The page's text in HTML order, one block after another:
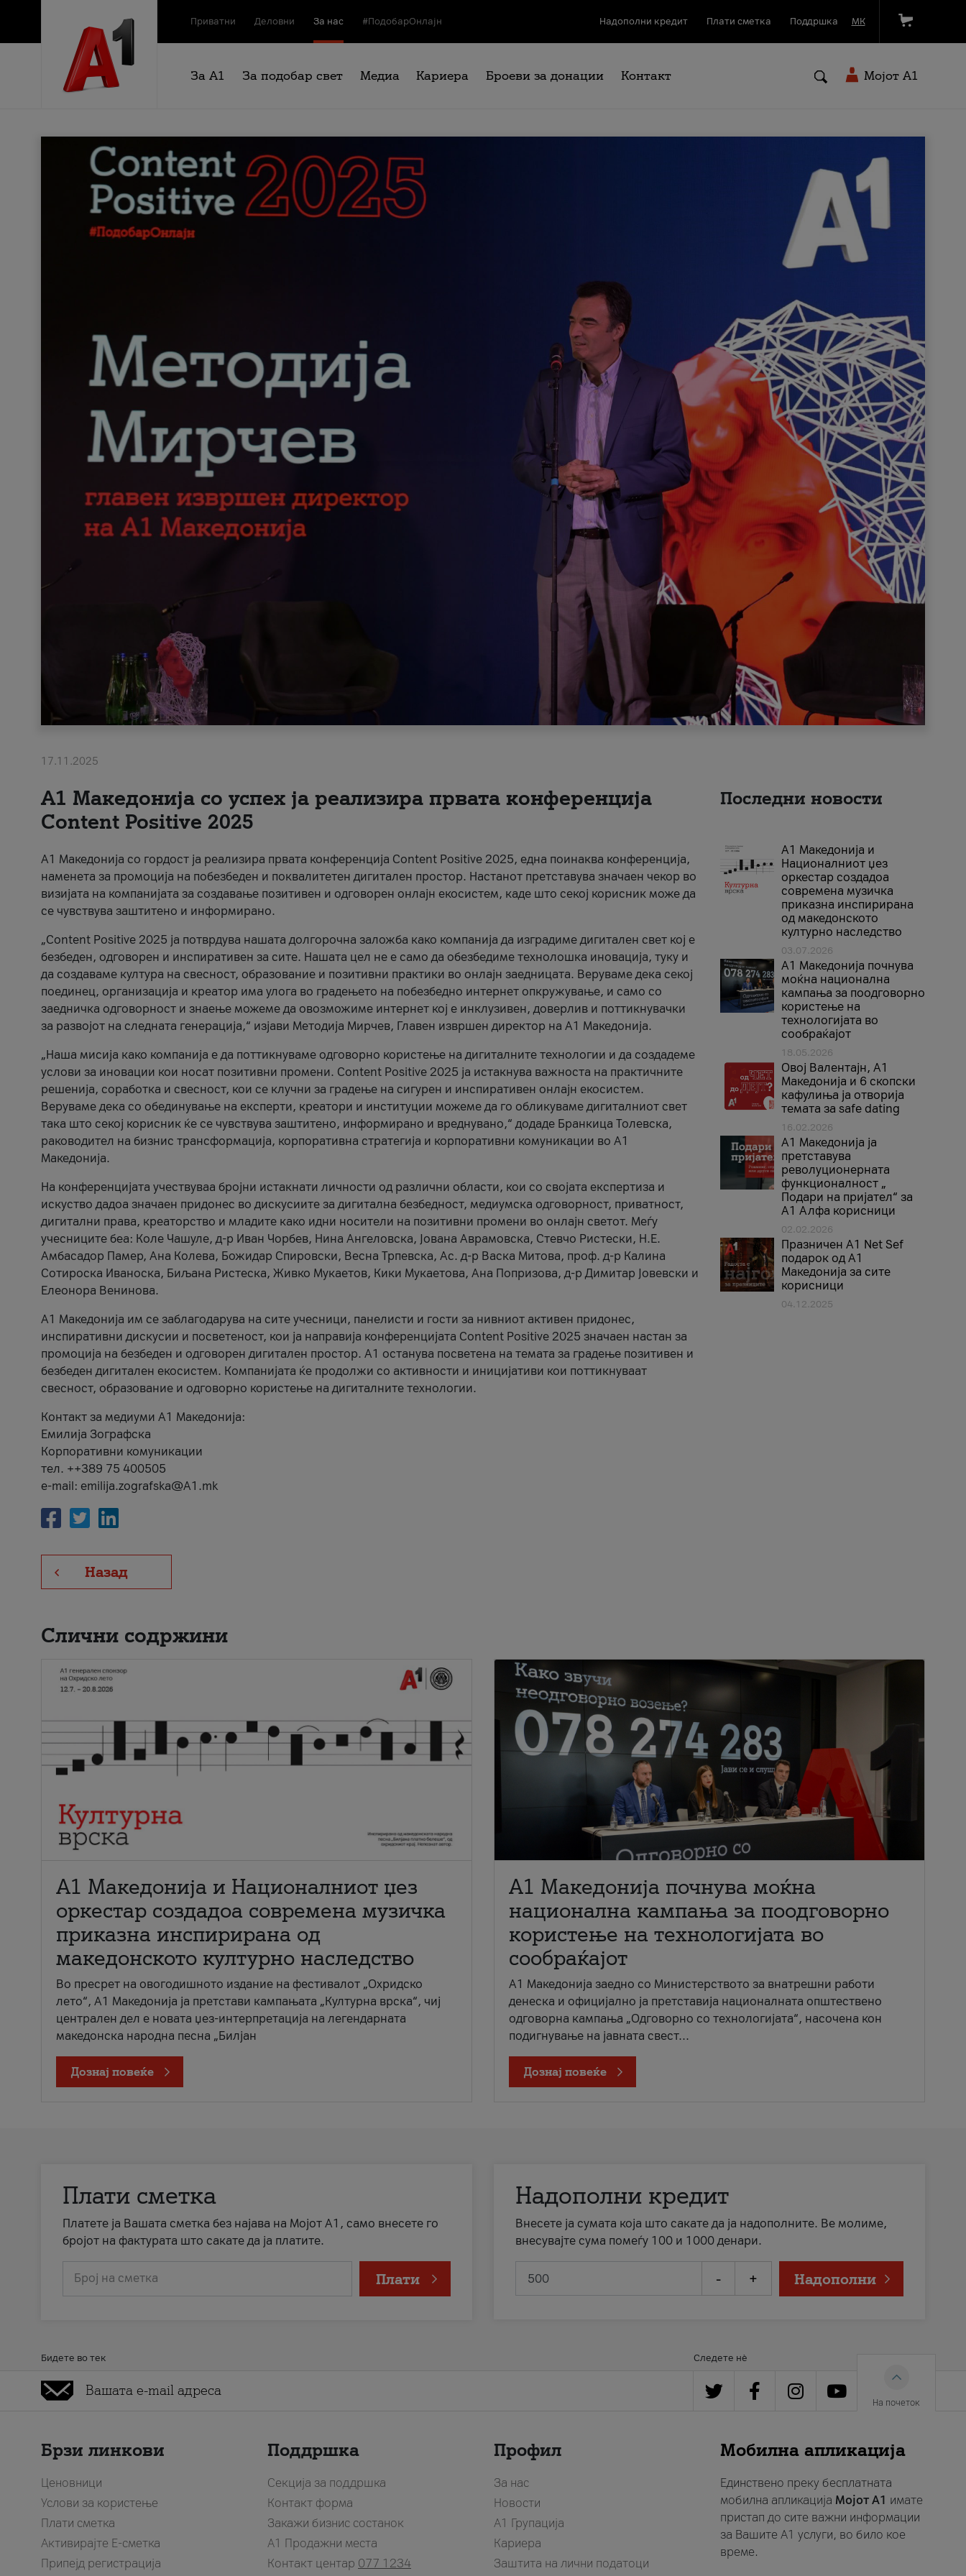
Приватни Деловни За нас #ПодобарОнлајн Надополни кредит Плати сметка Поддршка МК
За А1 За подобар свет Медиа Кариера Броеви за донации Контакт Мојот A1
17.11.2025
А1 Македонија со успех ја реализира првата конференција
Content Positive 2025
А1 Македонија со гордост ја реализира првата конференција Content Positive 2025, една поинаква конференција,
наменета за промоција на побезбеден и поквалитетен дигитален простор. Настанот претставува значаен чекор во
визијата на компанијата за создавање позитивен и одговорен онлајн екосистем, каде што секој корисник може да
се чувствува заштитено и информирано.
„Content Positive 2025 ја потврдува нашата долгорочна заложба како компанија да изградиме дигитален свет кој е
безбеден, одговорен и инспиративен за сите. Нашата цел не е само да обезбедиме технолошка иновација, туку и
да создаваме култура на свесност, образование и позитивни практики во онлајн заедницата. Веруваме дека секој
поединец, организација и креатор има улога во градењето на побезбедно интернет опкружување, и само со
заедничка одговорност и знаење можеме да овозможиме интернет кој е инклузивен, доверлив и поттикнувачки
за развојот на следната генерација,“ изјави Методија Мирчев, Главен извршен директор на А1 Македонија.
„Наша мисија како компанија е да поттикнуваме одговорно користење на дигиталните технологии и да создадеме
услови за иновации кои носат позитивни промени. Content Positive 2025 ја истакнува важноста на практичните
решенија, соработка и свесност, кои се клучни за градење на сигурен и инспиративен онлајн екосистем.
Веруваме дека со обединување на експерти, креатори и институции можеме да го обликуваме дигиталниот свет
така што секој корисник ќе се чувствува заштитено, информирано и вреднувано,“ додаде Бранкица Толевска,
раководител на бизнис трансформација, корпоративна стратегија и корпоративни комуникации во А1
Македонија.
На конференцијата учествуваа бројни истакнати личности од различни области, кои со својата експертиза и
искуство дадоа значаен придонес во дискусиите за дигитална безбедност, медиумска одговорност, приватност,
дигитални права, креаторство и младите како идни носители на позитивни промени во онлајн светот. Меѓу
учесниците беа: Коле Чашуле, д-р Иван Чорбев, Нина Ангеловска, Јована Аврамовска, Стевчо Ристески, Н.Е.
Амбасадор Памер, Ана Колева, Божидар Спировски, Весна Трпевска, Ас. д-р Васка Митова, проф. д-р Калина
Сотироска Иваноска, Биљана Ристеска, Живко Мукаетов, Кики Мукаетова, Ана Попризова, д-р Димитар Јовевски и
Елеонора Венинова.
А1 Македонија им се заблагодарува на сите учесници, панелисти и гости за нивниот активен придонес,
инспиративни дискусии и посветеност, кои ја направија конференцијата Content Positive 2025 значаен настан за
промоција на безбеден и одговорен дигитален простор. А1 останува посветена на темата за градење позитивен и
безбеден дигитален екосистем. Компанијата ќе продолжи со активности и иницијативи кои поттикнуваат
свесност, образование и одговорно користење на дигиталните технологии.
Контакт за медиуми А1 Македонија:
Емилија Зографска
Корпоративни комуникации
тел. ++389 75 400505
e-mail: emilija.zografska@A1.mk
Назад
Последни новости
А1 Македонија и
Националниот џез
оркестар создадоа
современа музичка
приказна инспирирана
од македонското
културно наследство
03.07.2026
A1 Македонија почнува
моќна национална
кампања за поодговорно
користење на
технологијата во
сообраќајот
18.05.2026
Овој Валентајн, A1
Македонија и 6 скопски
кафулиња ја отворија
темата за safe dating
16.02.2026
А1 Македонија ја
претставува
револуционерната
функционалност „
Подари на пријател“ за
А1 Алфа корисници
02.02.2026
Празничен A1 Net Sеf
подарок од А1
Македонија за сите
корисници
04.12.2025
Слични содржини
А1 Македонија и Националниот џез
оркестар создадоа современа музичка
приказна инспирирана од
македонското културно наследство
Во пресрет на овогодишното издание на фестивалот „Охридско
лето“, А1 Македонија ја претстави кампањата „Културна врска“, чиј
централен дел е новата џез-интерпретација на легендарната
македонска народна песна „Билјан
Дознај повеќе
A1 Македонија почнува моќна
национална кампања за поодговорно
користење на технологијата во
сообраќајот
A1 Македонија заедно со Министерството за внатрешни работи
денеска и официјално ја претставија националната општествено
одговорна кампања „Одговорно со технологијата“, насочена кон
подигнување на јавната свест...
Дознај повеќе
Плати сметка
Платете ја Вашата сметка без најава на Мојот А1, само внесете го
бројот на фактурата што сакате да ја платите.
Број на сметка Плати
Надополни кредит
Внесете ја сумата која што сакате да ја надополните. Ве молиме,
внесувајте сума помеѓу 100 и 1000 денари.
- + Надополни
Бидете во тек Следете нè
На почеток
Брзи линкови
Ценовници
Услови за користење
Плати сметка
Активирајте Е-сметка
Припејд регистрација
Поддршка
Секција за поддршка
Контакт форма
Закажи бизнис состанок
A1 Продажни места
Контакт центар 077 1234
Профил
За нас
Новости
А1 Групација
Кариера
Заштита на лични податоци
Мобилна апликација
Единствено преку бесплатната
мобилна апликација Мојот A1 имате
пристап до сите важни информации
за Вашите A1 услуги, во било кое
време.